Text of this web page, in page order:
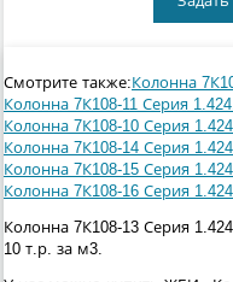
Смотрите также:Колонна
Колонна 7К108-11 Серия
Колонна 7К108-10 Серия
Колонна 7К108-14 Серия
Колонна 7К108-15 Серия
Колонна 7К108-16 Серия
Колонна 7К108-13 Серия
10 т.р. за м3.